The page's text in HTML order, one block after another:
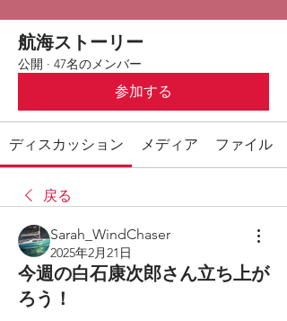
航海ストーリー
公開 · 47名のメンバー
参加する
ディスカッション メディア ファイル
戻る
Sarah_WindChaser
2025年2月21日
今週の白石康次郎さん立ち上が
ろう！